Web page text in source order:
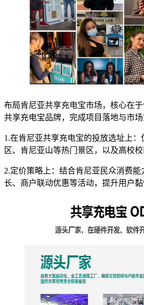
布局肯尼亚共享充电宝市场，核心在
共享充电宝品牌，完成项目落地与市
1.在肯尼亚共享充电宝的投放选址上
区、肯尼亚山等热门景区，以及高校
2.定价策略上：结合肯尼亚民众消费
长、商户联动优惠等活动，提升用户黏